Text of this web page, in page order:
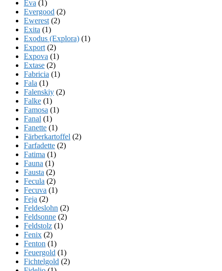
Eva (1)
Evergood (2)
Ewerest (2)
Exita (1)
Exodus (Explora) (1)
Export (2)
Expova (1)
Extase (2)
Fabricia (1)
Fala (1)
Falenskiy (2)
Falke (1)
Famosa (1)
Fanal (1)
Fanette (1)
Färberkartoffel (2)
Farfadette (2)
Fatima (1)
Fauna (1)
Fausta (2)
Fecula (2)
Fecuva (1)
Feja (2)
Feldeslohn (2)
Feldsonne (2)
Feldstolz (1)
Fenix (2)
Fenton (1)
Feuergold (1)
Fichtelgold (2)